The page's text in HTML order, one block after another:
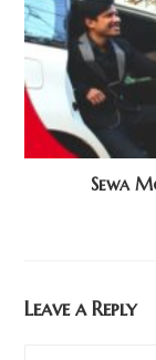
Sewa
Leave a Reply